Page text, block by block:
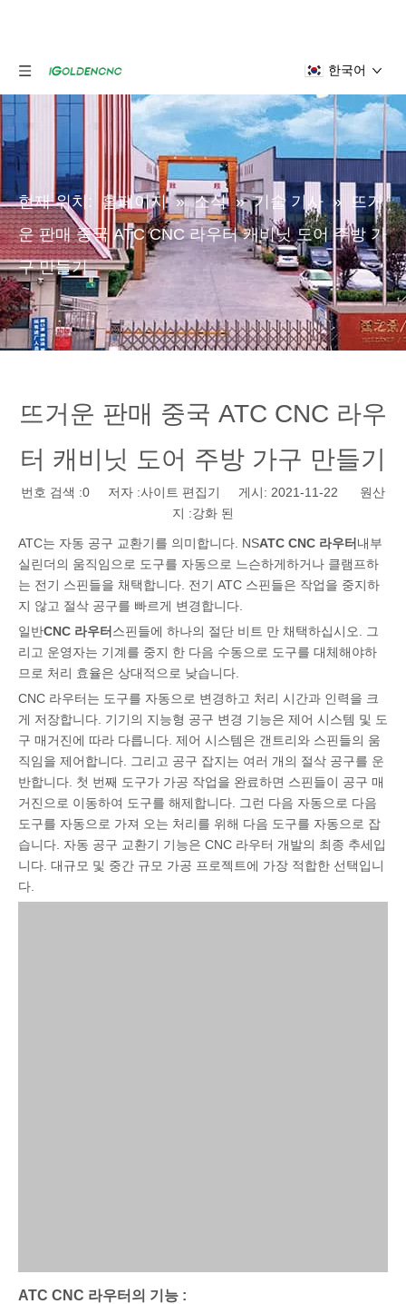
한국어
현재 위치: 홈페이지 » 소식 » 기술 기사 »
뜨거
운 판매 중국 ATC CNC 라우터 캐비닛 도어 주방 가
구 만들기
뜨거운 판매 중국 ATC CNC 라우
터 캐비닛 도어 주방 가구 만들기
번호 검색 :0 저자 :사이트 편집기 게시: 2021-11-22 원산
지 :강화 된
ATC는 자동 공구 교환기를 의미합니다. NSATC CNC 라우터 내부
실린더의 움직임으로 도구를 자동으로 느슨하게하거나 클램프하
는 전기 스핀들을 채택합니다. 전기 ATC 스핀들은 작업을 중지하
지 않고 절삭 공구를 빠르게 변경합니다.
일반CNC 라우터 스핀들에 하나의 절단 비트 만 채택하십시오. 그
리고 운영자는 기계를 중지 한 다음 수동으로 도구를 대체해야하
므로 처리 효율은 상대적으로 낮습니다.
CNC 라우터는 도구를 자동으로 변경하고 처리 시간과 인력을 크
게 저장합니다. 기기의 지능형 공구 변경 기능은 제어 시스템 및 도
구 매거진에 따라 다릅니다. 제어 시스템은 갠트리와 스핀들의 움
직임을 제어합니다. 그리고 공구 잡지는 여러 개의 절삭 공구를 운
반합니다. 첫 번째 도구가 가공 작업을 완료하면 스핀들이 공구 매
거진으로 이동하여 도구를 해제합니다. 그런 다음 자동으로 다음
도구를 자동으로 가져 오는 처리를 위해 다음 도구를 자동으로 잡
습니다. 자동 공구 교환기 기능은 CNC 라우터 개발의 최종 추세입
니다. 대규모 및 중간 규모 가공 프로젝트에 가장 적합한 선택입니
다.
ATC CNC 라우터의 기능 :